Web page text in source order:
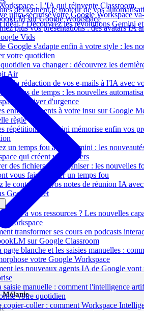
deviennent le moteur de vos
sur Google Workspace
plus vos présentations : des avatars IA
Vids
Google s'adapte enfin à votre style : les
votre quotidien
va changer : découvrez les
Air
la rédaction de vos e-mails à l'IA avec
plus de temps : les nouvelles
à activer d'urgence
enregistrements à votre insu sur Google
règle
répétitions : Gemini mémorise enfin vos
un temps fou avec Gemini : les
qui créent vos fichiers
des fichiers et s'organiser : les nouvelles
vous faire gagner un temps fou
le contrôle de vos notes de réunion IA
Google Meet
à vos ressources ? Les nouvelles
Workspace
transformer ses cours en podcasts
sur Google Classroom
page blanche et les saisies manuelles :
votre Google Workspace
les nouveaux agents IA de Google
saisie manuelle : comment l'intelligence
votre quotidien
copier-coller : comment Workspace
: L'IA qui réinvente Classroom,
ultra-sécuriséVotre Google Workspace va-
idéal ? Découvrez les révolutions Gemini et
Mélanie